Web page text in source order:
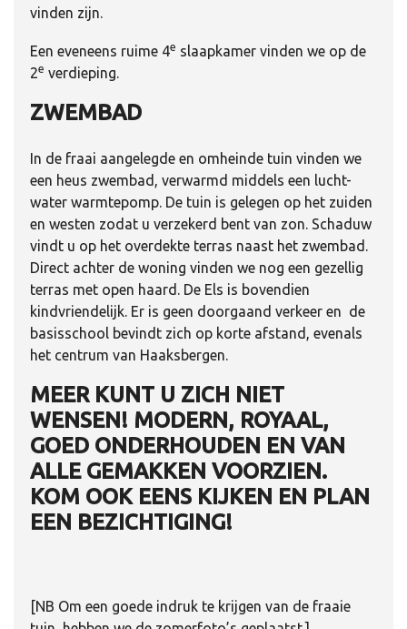
vinden zijn.
Een eveneens ruime 4e slaapkamer vinden we op de
2e verdieping.
ZWEMBAD
In de fraai aangelegde en omheinde tuin vinden we
een heus zwembad, verwarmd middels een lucht-
water warmtepomp. De tuin is gelegen op het zuiden
en westen zodat u verzekerd bent van zon. Schaduw
vindt u op het overdekte terras naast het zwembad.
Direct achter de woning vinden we nog een gezellig
terras met open haard. De Els is bovendien
kindvriendelijk. Er is geen doorgaand verkeer en de
basisschool bevindt zich op korte afstand, evenals
het centrum van Haaksbergen.
MEER KUNT U ZICH NIET
WENSEN! MODERN, ROYAAL,
GOED ONDERHOUDEN EN VAN
ALLE GEMAKKEN VOORZIEN.
KOM OOK EENS KIJKEN EN PLAN
EEN BEZICHTIGING!
[NB Om een goede indruk te krijgen van de fraaie